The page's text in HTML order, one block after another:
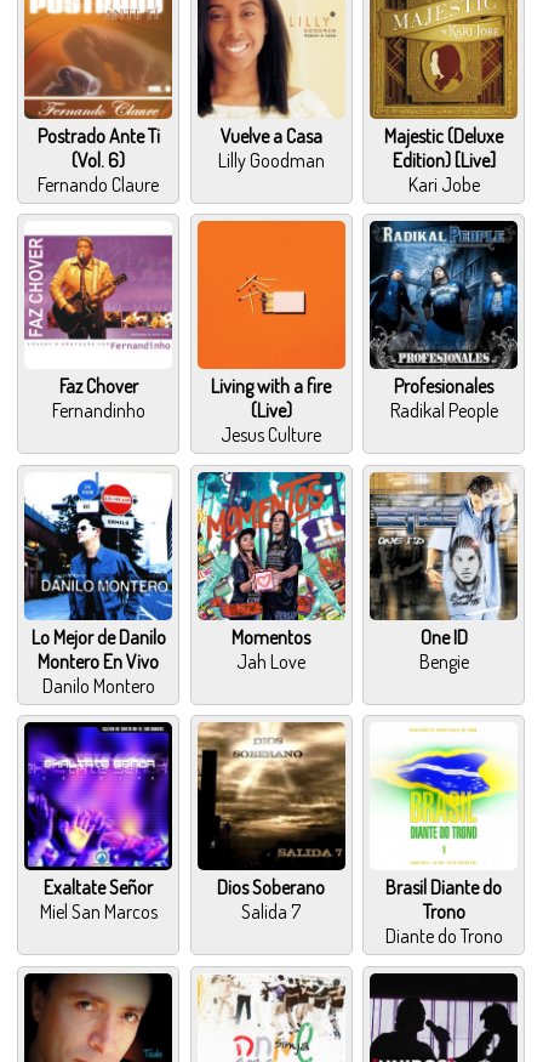
Postrado Ante Ti
(Vol. 6)
Fernando Claure
Vuelve a Casa
Lilly Goodman
Majestic (Deluxe
Edition) [Live]
Kari Jobe
Faz Chover
Fernandinho
Living with a fire
(Live)
Jesus Culture
Profesionales
Radikal People
Lo Mejor de Danilo
Montero En Vivo
Danilo Montero
Momentos
Jah Love
One ID
Bengie
Exaltate Señor
Miel San Marcos
Dios Soberano
Salida 7
Brasil Diante do
Trono
Diante do Trono